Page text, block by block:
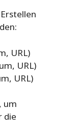
URL)
URL)
URL)
um
die